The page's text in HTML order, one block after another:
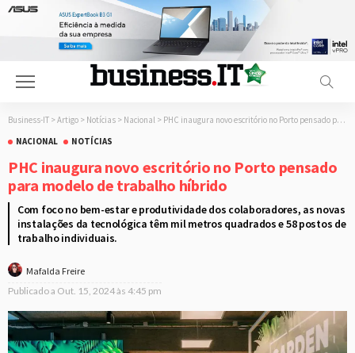
Business-IT > Artigo > Notícias > Nacional > PHC inaugura novo escritório no Porto pensado para modelo de trabalho híbrido
NACIONAL
NOTÍCIAS
PHC inaugura novo escritório no Porto pensado
para modelo de trabalho híbrido
Com foco no bem-estar e produtividade dos colaboradores, as novas
instalações da tecnológica têm mil metros quadrados e 58 postos de
trabalho individuais.
Mafalda Freire
Publicado a Out. 15, 2024 às 4:45 pm